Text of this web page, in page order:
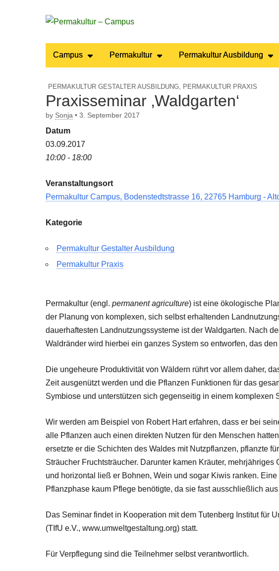
Permakultur
– Campus
Main
menu
Campus Permakultur Permakultur Ausbildung
PERMAKULTUR GESTALTER AUSBILDUNG, PERMAKULTUR PRAXIS
Praxisseminar ‚Waldgarten‘
by Sonja • 3. September 2017
Datum
03.09.2017
10:00 - 18:00
Veranstaltungsort
Permakultur Campus, Bodenstedtstrasse 16, 22765 Hamburg -
Kategorie
Permakultur Gestalter Ausbildung
Permakultur Praxis
Permakultur (engl. permanent agriculture) ist eine ökologische
der Planung von komplexen, sich selbst erhaltenden
dauerhaftesten Landnutzungssysteme ist der Waldgarten. Nach
Waldränder wird hierbei ein ganzes System so entworfen, das
Die ungeheure Produktivität von Wäldern rührt vor allem daher,
Zeit ausgenützt werden und die Pflanzen Funktionen für das
Symbiose und unterstützen sich gegenseitig in einem komplexen
Wir werden am Beispiel von Robert Hart erfahren, dass er bei
alle Pflanzen auch einen direkten Nutzen für den Menschen
ersetzte er die Schichten des Waldes mit Nutzpflanzen, pflanzte
Sträucher Fruchtsträucher. Darunter kamen Kräuter, mehrjähriges
und horizontal ließ er Bohnen, Wein und sogar Kiwis ranken.
Pflanzphase kaum Pflege benötigte, da sie fast ausschließlich
Das Seminar findet in Kooperation mit dem Tutenberg Institut für
(TIfU e.V., www.umweltgestaltung.org) statt.
Für Verpflegung sind die Teilnehmer selbst verantwortlich.